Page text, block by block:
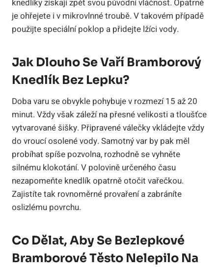
knedlíky získají zpět svou původní vláčnost. Opatrně
je ohřejete i v mikrovlnné troubě. V takovém případě
použijte speciální poklop a přidejte lžíci vody.
Jak Dlouho Se Vaří Bramborový
Knedlík Bez Lepku?
Doba varu se obvykle pohybuje v rozmezí 15 až 20
minut. Vždy však záleží na přesné velikosti a tloušťce
vytvarované šišky. Připravené válečky vkládejte vždy
do vroucí osolené vody. Samotný var by pak měl
probíhat spíše pozvolna, rozhodně se vyhněte
silnému klokotání. V polovině určeného času
nezapomeňte knedlík opatrně otočit vařečkou.
Zajistíte tak rovnoměrné provaření a zabráníte
oslizlému povrchu.
Co Dělat, Aby Se Bezlepkové
Bramborové Těsto Nelepilo Na